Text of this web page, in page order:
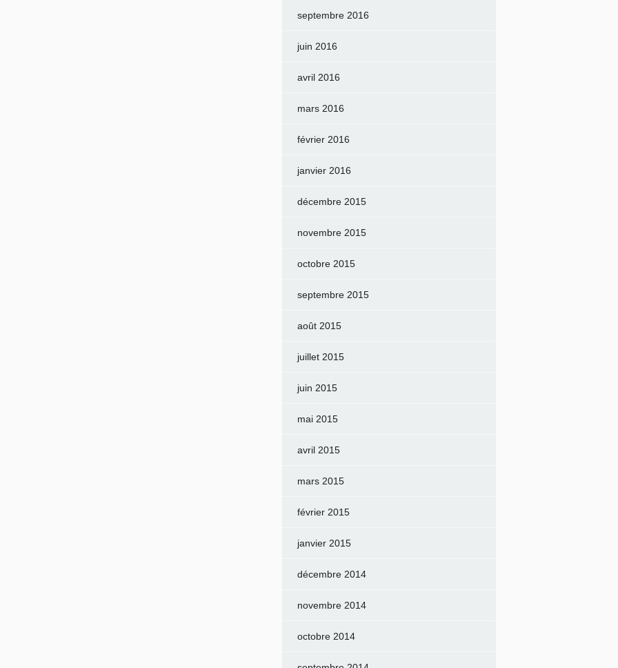
septembre 2016
juin 2016
avril 2016
mars 2016
février 2016
janvier 2016
décembre 2015
novembre 2015
octobre 2015
septembre 2015
août 2015
juillet 2015
juin 2015
mai 2015
avril 2015
mars 2015
février 2015
janvier 2015
décembre 2014
novembre 2014
octobre 2014